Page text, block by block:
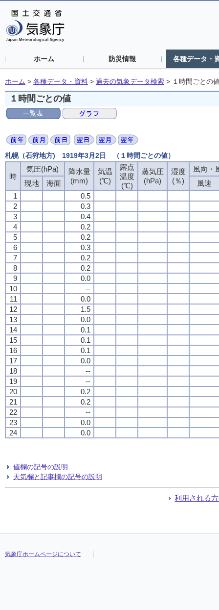
ホーム 防災情報 各種データ・
ホーム > 各種データ・資料 > 過去の気象データ検索 > １時間ごとの
１時間ごとの値
札幌（石狩地方) 1919年3月2日 （１時間ごとの値）
時
気圧(hPa)
降水量
(mm)
気温
(℃)
露点
温度
(℃)
蒸気圧
(hPa)
湿度
(％)
風向・
現地
海面
風速
1
0.5
2
0.3
3
0.4
4
0.2
5
0.2
6
0.3
7
0.2
8
0.2
9
0.0
10
--
11
0.0
12
1.5
13
0.0
14
0.1
15
0.1
16
0.1
17
0.0
18
--
19
--
20
0.2
21
0.2
22
--
23
0.0
24
0.0
値欄の記号の説明
天気欄と記事欄の記号の説明
利用される
気象庁ホームページについて